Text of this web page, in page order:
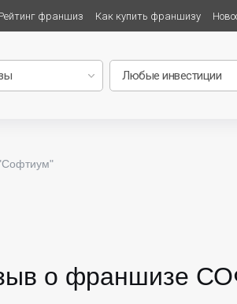
франшиз Как купить франшизу
о франшизе